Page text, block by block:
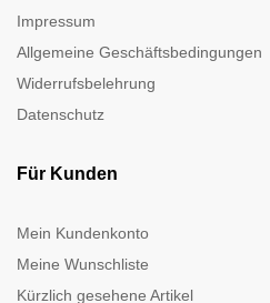
Impressum
Allgemeine Geschäftsbedingungen
Widerrufsbelehrung
Datenschutz
Für Kunden
Mein Kundenkonto
Meine Wunschliste
Kürzlich gesehene Artikel